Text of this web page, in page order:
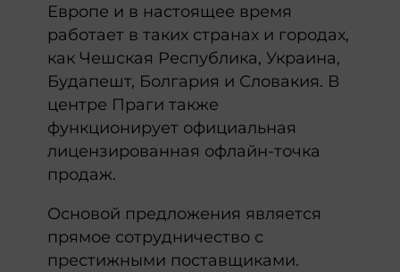
Европе и в настоящее время
работает в таких странах и городах,
как Чешская Республика, Украина,
Будапешт, Болгария и Словакия. В
центре Праги также
функционирует официальная
лицензированная офлайн-точка
продаж.
Основой предложения является
прямое сотрудничество с
престижными поставщиками.